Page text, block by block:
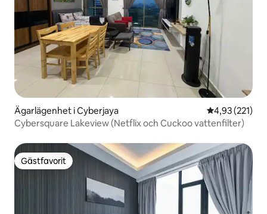
Ägarlägenhet i Cyberjaya 4,93 av 5 i
4,93 (221)
Cybersquare Lakeview (Netflix och Cuckoo vattenfilter)
Gästfavorit
Gästfavorit